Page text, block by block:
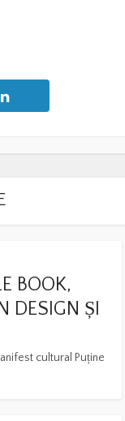
BOOK,
DESIGN ȘI
cultural Puține